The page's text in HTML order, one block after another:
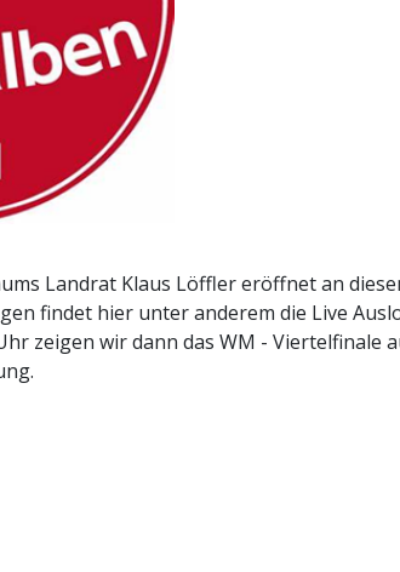
Landrat Klaus Löffler eröffnet an
findet hier unter anderem die Live
zeigen wir dann das WM - Viertelfinale